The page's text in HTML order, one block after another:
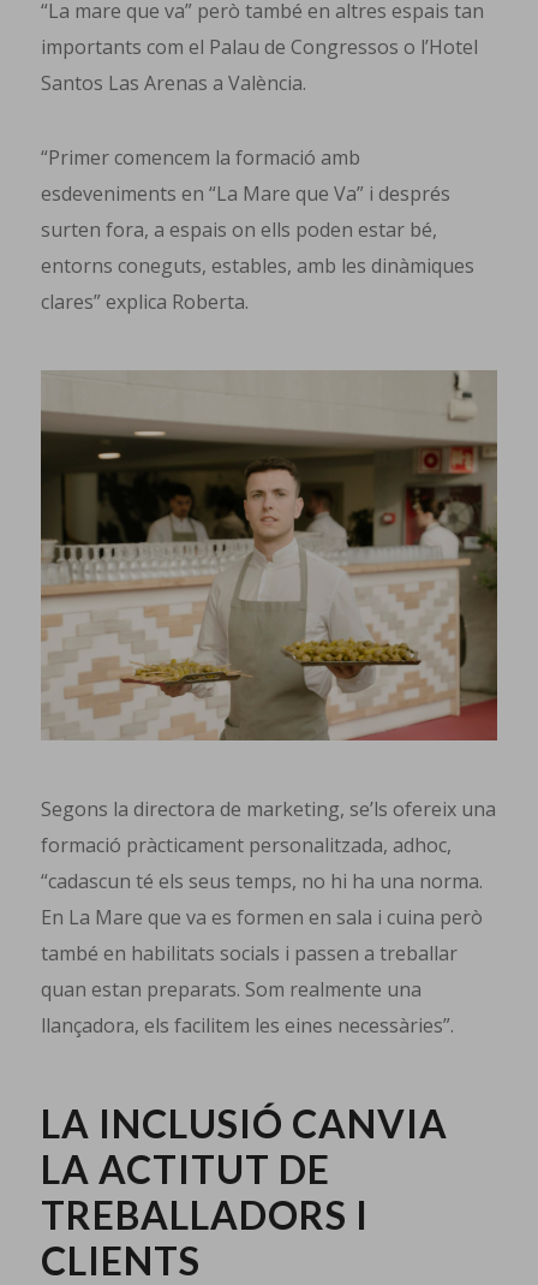
“La mare que va” però també en altres espais tan
importants com el Palau de Congressos o l’Hotel
Santos Las Arenas a València.
“Primer comencem la formació amb
esdeveniments en “La Mare que Va” i després
surten fora, a espais on ells poden estar bé,
entorns coneguts, estables, amb les dinàmiques
clares” explica Roberta.
Segons la directora de marketing, se’ls ofereix una
formació pràcticament personalitzada, adhoc,
“cadascun té els seus temps, no hi ha una norma.
En La Mare que va es formen en sala i cuina però
també en habilitats socials i passen a treballar
quan estan preparats. Som realmente una
llançadora, els facilitem les eines necessàries”.
LA INCLUSIÓ CANVIA
LA ACTITUT DE
TREBALLADORS I
CLIENTS